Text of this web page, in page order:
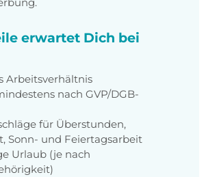
erwartet Dich bei
Arbeitsverhältnis
nach GVP/DGB-
für Überstunden,
Sonn- und Feiertagsarbeit
Urlaub (je nach